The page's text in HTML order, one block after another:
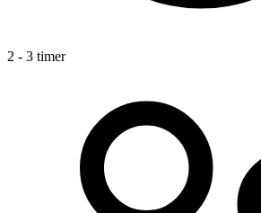
2 - 3 timer